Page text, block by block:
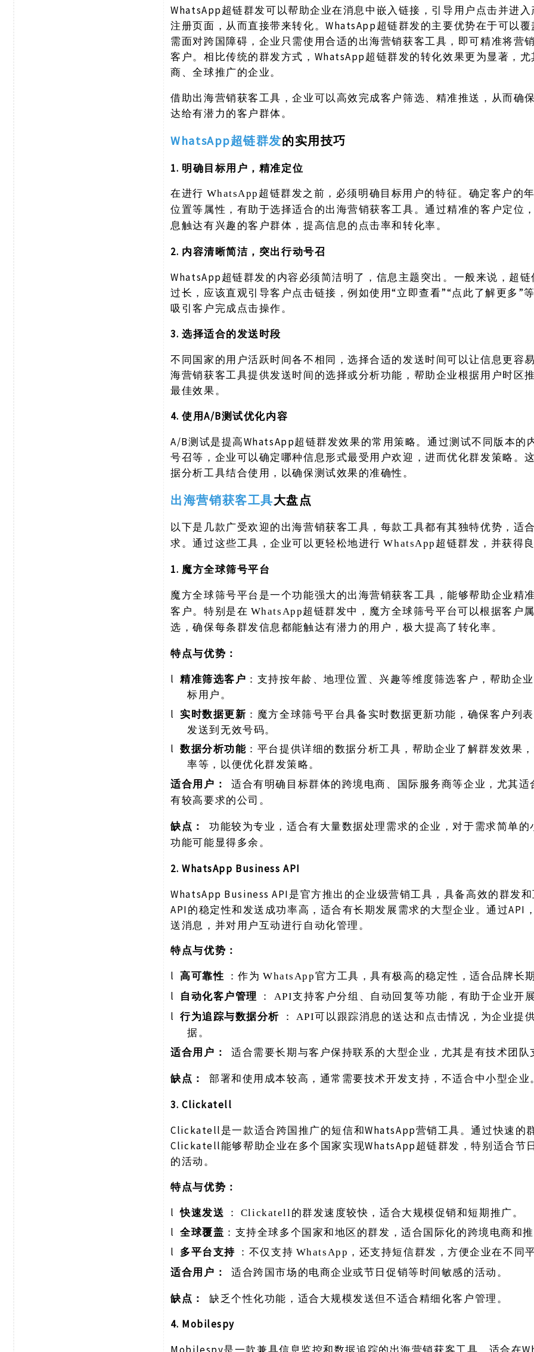
WhatsApp超链群发可以帮助企业在消息中嵌入链接，引导用户点击并进
注册页面，从而直接带来转化。WhatsApp超链群发的主要优势在于可以
需面对跨国障碍，企业只需使用合适的出海营销获客工具，即可精准将营
客户。相比传统的群发方式，WhatsApp超链群发的转化效果更为显著，
商、全球推广的企业。
借助出海营销获客工具，企业可以高效完成客户筛选、精准推送，从而确
达给有潜力的客户群体。
WhatsApp超链群发的实用技巧
1. 明确目标用户，精准定位
在进行 WhatsApp超链群发之前，必须明确目标用户的特征。确定客户的
位置等属性，有助于选择适合的出海营销获客工具。通过精准的客户定位
息触达有兴趣的客户群体，提高信息的点击率和转化率。
2. 内容清晰简洁，突出行动号召
WhatsApp超链群发的内容必须简洁明了，信息主题突出。一般来说，超
过长，应该直观引导客户点击链接，例如使用“立即查看”“点此了解更多”
吸引客户完成点击操作。
3. 选择适合的发送时段
不同国家的用户活跃时间各不相同，选择合适的发送时间可以让信息更容
海营销获客工具提供发送时间的选择或分析功能，帮助企业根据用户时区
最佳效果。
4. 使用A/B测试优化内容
A/B测试是提高WhatsApp超链群发效果的常用策略。通过测试不同版本的
号召等，企业可以确定哪种信息形式最受用户欢迎，进而优化群发策略。
据分析工具结合使用，以确保测试效果的准确性。
出海营销获客工具大盘点
以下是几款广受欢迎的出海营销获客工具，每款工具都有其独特优势，适
求。通过这些工具，企业可以更轻松地进行 WhatsApp超链群发，并获得
1. 魔方全球筛号平台
魔方全球筛号平台是一个功能强大的出海营销获客工具，能够帮助企业精
客户。特别是在 WhatsApp超链群发中，魔方全球筛号平台可以根据客户
选，确保每条群发信息都能触达有潜力的用户，极大提高了转化率。
特点与优势：
l 精准筛选客户 ：支持按年龄、地理位置、兴趣等维度筛选客户，帮助企
标用户。
l 实时数据更新 ：魔方全球筛号平台具备实时数据更新功能，确保客户列
发送到无效号码。
l 数据分析功能 ：平台提供详细的数据分析工具，帮助企业了解群发效果
率等，以便优化群发策略。
适合用户：
适合有明确目标群体的跨境电商、国际服务商等企业，尤其适
有较高要求的公司。
缺点：
功能较为专业，适合有大量数据处理需求的企业，对于需求简单的
功能可能显得多余。
2. WhatsApp Business API
WhatsApp Business API是官方推出的企业级营销工具，具备高效的群发和
API的稳定性和发送成功率高，适合有长期发展需求的大型企业。通过API
送消息，并对用户互动进行自动化管理。
特点与优势：
l 高可靠性 ：作为 WhatsApp官方工具，具有极高的稳定性，适合品牌长期
l 自动化客户管理 ： API支持客户分组、自动回复等功能，有助于企业开
l 行为追踪与数据分析 ：
API可以跟踪消息的送达和点击情况，为企业提
据。
适合用户： 适合需要长期与客户保持联系的大型企业，尤其是有技术团队
缺点： 部署和使用成本较高，通常需要技术开发支持，不适合中小型企业
3. Clickatell
Clickatell是一款适合跨国推广的短信和WhatsApp营销工具。通过快速的
Clickatell能够帮助企业在多个国家实现WhatsApp超链群发，特别适合节
的活动。
特点与优势：
l 快速发送 ： Clickatell的群发速度较快，适合大规模促销和短期推广。
l 全球覆盖 ：支持全球多个国家和地区的群发，适合国际化的跨境电商和推
l 多平台支持 ：不仅支持 WhatsApp，还支持短信群发，方便企业在不同
适合用户： 适合跨国市场的电商企业或节日促销等时间敏感的活动。
缺点： 缺乏个性化功能，适合大规模发送但不适合精细化客户管理。
4. Mobilespy